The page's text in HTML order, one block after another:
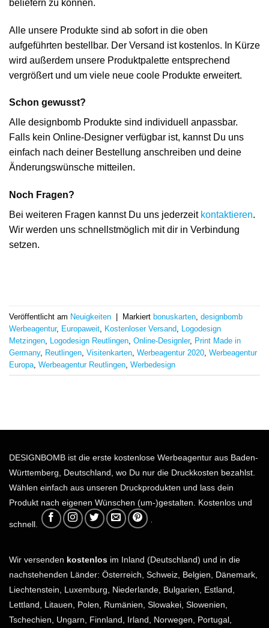
Alle unsere Produkte sind ab sofort in die oben
aufgeführten bestellbar. Der Versand ist kostenlos. In Kürze
wird außerdem unsere Produktpalette entsprechend
vergrößert und um viele neue coole Produkte erweitert.
Schon gewusst?
Alle designbomb Produkte sind individuell anpassbar.
Falls kein Online-Designer verfügbar ist, kannst Du uns
einfach nach deiner Bestellung anschreiben und deine
Änderungswünsche mitteilen.
Noch Fragen?
Bei weiteren Fragen kannst Du uns jederzeit kontaktieren
Wir werden uns schnellstmöglich mit dir in Verbindung
setzen.
Veröffentlicht am Neuigkeiten | Markiert bonuskarten
designbomb
Werbeagentur, Europaweit Kostenloser Versand
Logodesign
Metzingen
Logodesign Reutlingen Online-Designler, Print Made in
Germany, Reutlingen Visitenkarten Werbeagentur 2020
Werbeagentur
Europa
Werbeagentur Reutlingen Werbedesign
DESIGNBOMB ist die erste kostenlose Werbeagentur aus Baden-
Württemberg, Deutschland, wo Du nur die Druckkosten bezahlst.
Wählen einfach aus unseren Druckprodukten und lass dein
Produkt nach eigenen Wünschen (um-)gestalten. Kostenlos und
schnell.
Wir versenden kostenlos im Inland (Deutschland) und in die
nachstehenden Länder: Österreich, Schweiz, Belgien, Dänemark,
Liechtenstein, Luxemburg, Niederlande, Bulgarien, Estland,
Lettland, Litauen, Polen, Rumänien, Slowakei, Slowenien,
Tschechien, Ungarn, Finnland, Irland, Norwegen, Portugal,